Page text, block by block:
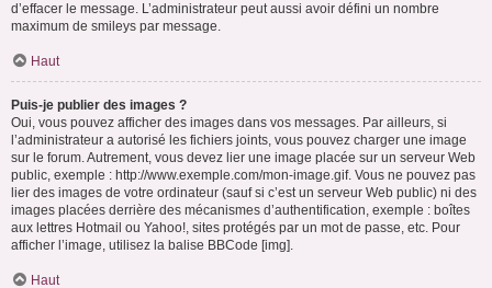
d’effacer le message. L’administrateur peut aussi avoir défini un nombre
maximum de smileys par message.
Haut
Puis-je publier des images ?
Oui, vous pouvez afficher des images dans vos messages. Par ailleurs, si
l’administrateur a autorisé les fichiers joints, vous pouvez charger une image
sur le forum. Autrement, vous devez lier une image placée sur un serveur Web
public, exemple : http://www.exemple.com/mon-image.gif. Vous ne pouvez pas
lier des images de votre ordinateur (sauf si c’est un serveur Web public) ni des
images placées derrière des mécanismes d’authentification, exemple : boîtes
aux lettres Hotmail ou Yahoo!, sites protégés par un mot de passe, etc. Pour
afficher l’image, utilisez la balise BBCode [img].
Haut